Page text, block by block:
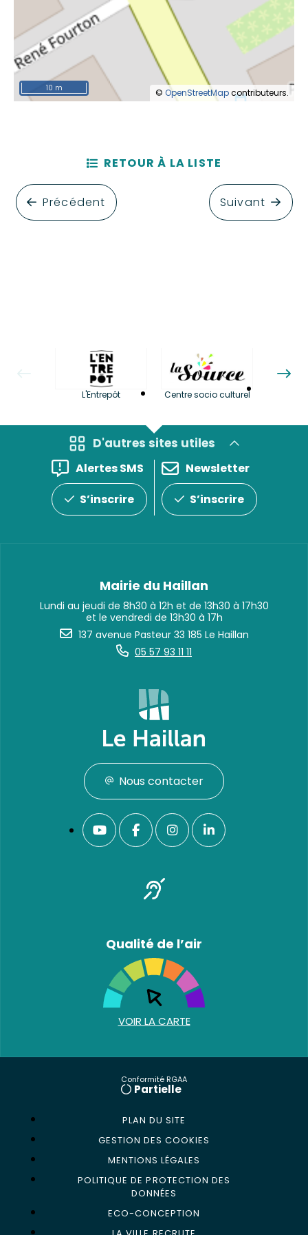
© OpenStreetMapcontributeurs.
10 m
Précédent
RETOUR À LA LISTE
Suivant
L'Entrepôt Centre socio culturel
D'autres sites utiles
Alertes SMS
S’inscrire
Newsletter
S’inscrire
Mairie du Haillan
Lundi au jeudi de 8h30 à 12h et de 13h30 à 17h30
et le vendredi de 13h30 à 17h
137 avenue Pasteur 33 185 Le Haillan
05 57 93 11 11
Nous contacter
Qualité de l’air
VOIR LA CARTE
Conformité RGAA
Partielle
PLAN DU SITE
GESTION DES COOKIES
MENTIONS LÉGALES
POLITIQUE DE PROTECTION DES
DONNÉES
ECO-CONCEPTION